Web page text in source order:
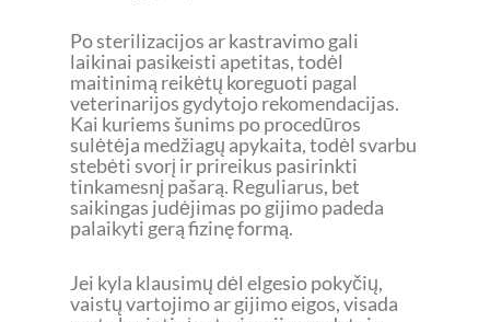
Po sterilizacijos ar kastravimo gali
laikinai pasikeisti apetitas, todėl
maitinimą reikėtų koreguoti pagal
veterinarijos gydytojo rekomendacijas.
Kai kuriems šunims po procedūros
sulėtėja medžiagų apykaita, todėl svarbu
stebėti svorį ir prireikus pasirinkti
tinkamesnį pašarą. Reguliarus, bet
saikingas judėjimas po gijimo padeda
palaikyti gerą fizinę formą.
Jei kyla klausimų dėl elgesio pokyčių,
vaistų vartojimo ar gijimo eigos, visada